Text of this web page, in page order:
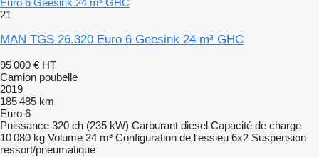
Euro 6 Geesink 24 m³ GHC
21
MAN TGS 26.320 Euro 6 Geesink 24 m³ GHC
95 000 € HT
Camion poubelle
2019
185 485 km
Euro 6
Puissance 320 ch (235 kW) Carburant diesel Capacité de charge
10 080 kg Volume 24 m³ Configuration de l'essieu 6x2 Suspension
ressort/pneumatique